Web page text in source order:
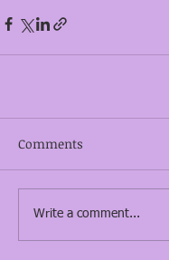
Comments
Write a comment...